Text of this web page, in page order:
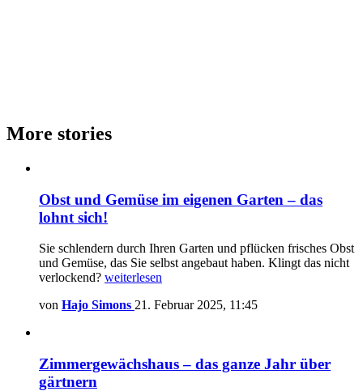
More stories
Obst und Gemüse im eigenen Garten – das
lohnt sich!
Sie schlendern durch Ihren Garten und pflücken frisches Obst
und Gemüse, das Sie selbst angebaut haben. Klingt das nicht
verlockend? weiterlesen
von Hajo Simons 21. Februar 2025, 11:45
Zimmergewächshaus – das ganze Jahr über
gärtnern